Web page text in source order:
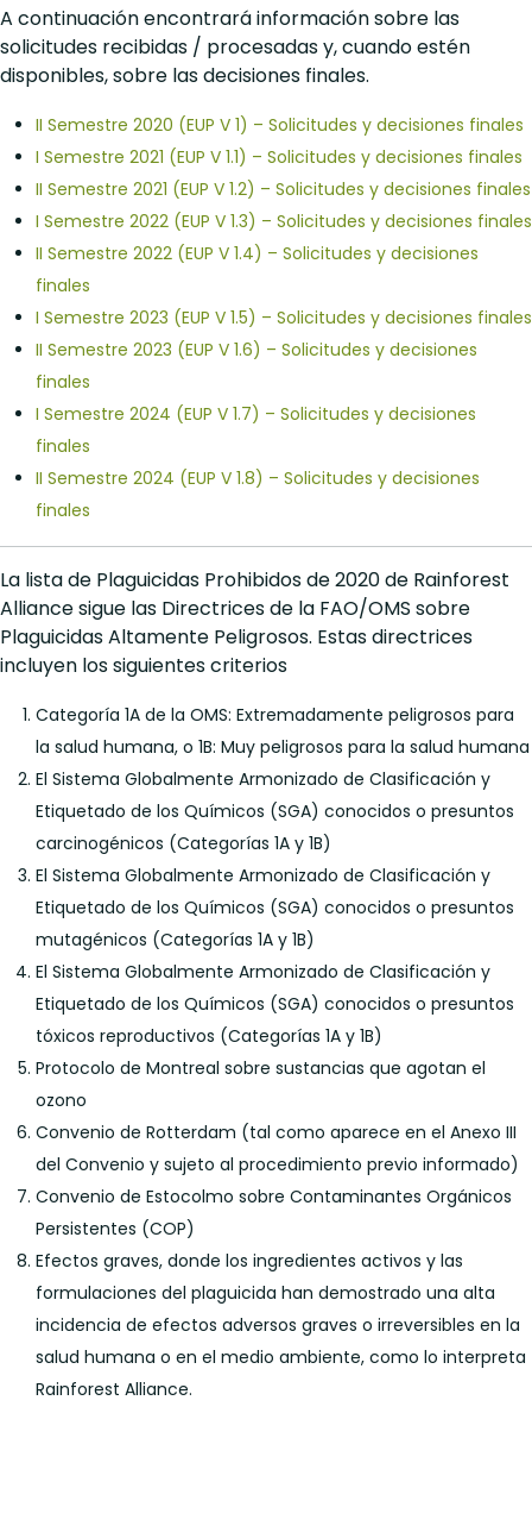
A continuación encontrará información sobre las
solicitudes recibidas / procesadas y, cuando estén
disponibles, sobre las decisiones finales.
II Semestre 2020 (EUP V 1) – Solicitudes y decisiones finales
I Semestre 2021 (EUP V 1.1) – Solicitudes y decisiones finales
II Semestre 2021 (EUP V 1.2) – Solicitudes y decisiones finales
I Semestre 2022 (EUP V 1.3) – Solicitudes y decisiones finales
II Semestre 2022 (EUP V 1.4) – Solicitudes y decisiones
finales
I Semestre 2023 (EUP V 1.5) – Solicitudes y decisiones finales
II Semestre 2023 (EUP V 1.6) – Solicitudes y decisiones
finales
I Semestre 2024 (EUP V 1.7) – Solicitudes y decisiones
finales
II Semestre 2024 (EUP V 1.8) – Solicitudes y decisiones
finales
La lista de Plaguicidas Prohibidos de 2020 de Rainforest
Alliance sigue las Directrices de la FAO/OMS sobre
Plaguicidas Altamente Peligrosos. Estas directrices
incluyen los siguientes criterios
Categoría 1A de la OMS: Extremadamente peligrosos para
la salud humana, o 1B: Muy peligrosos para la salud humana
El Sistema Globalmente Armonizado de Clasificación y
Etiquetado de los Químicos (SGA) conocidos o presuntos
carcinogénicos (Categorías 1A y 1B)
El Sistema Globalmente Armonizado de Clasificación y
Etiquetado de los Químicos (SGA) conocidos o presuntos
mutagénicos (Categorías 1A y 1B)
El Sistema Globalmente Armonizado de Clasificación y
Etiquetado de los Químicos (SGA) conocidos o presuntos
tóxicos reproductivos (Categorías 1A y 1B)
Protocolo de Montreal sobre sustancias que agotan el
ozono
Convenio de Rotterdam (tal como aparece en el Anexo III
del Convenio y sujeto al procedimiento previo informado)
Convenio de Estocolmo sobre Contaminantes Orgánicos
Persistentes (COP)
Efectos graves, donde los ingredientes activos y las
formulaciones del plaguicida han demostrado una alta
incidencia de efectos adversos graves o irreversibles en la
salud humana o en el medio ambiente, como lo interpreta
Rainforest Alliance.